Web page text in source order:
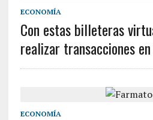
ECONOMÍA
Con estas billeteras
realizar transacciones
ECONOMÍA